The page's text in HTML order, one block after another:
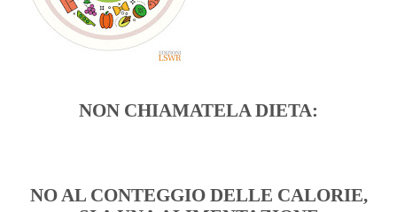
NON CHIAMATELA DIETA:
NO AL CONTEGGIO DELLE CALORIE,